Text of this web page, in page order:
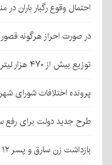
احتمال وقوع رگبار باران
در صورت احراز هرگونه
توزیع بیش از ۴۷۰ هزار لیتر آب میان عزاداران جامانده اربعین در کرمان
پرونده اختلافات شورای
طرح جدید دولت برای رفع
بازداشت زن سارق و پسر ۱۲ ساله‌اش در کرمان